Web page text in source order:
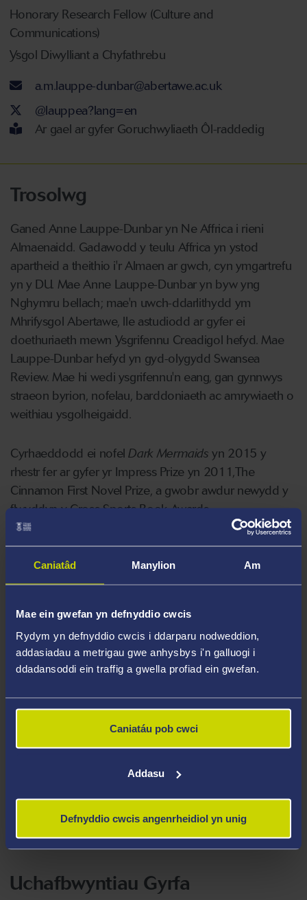
Caniatâd Manylion Am
Mae ein gwefan yn defnyddio cwcis
Rydym yn defnyddio cwcis i ddarparu nodweddion,
addasiadau a metrigau gwe anhysbys i'n galluogi i
ddadansoddi ein traffig a gwella profiad ein gwefan.
Caniatáu pob cwci
Addasu
Defnyddio cwcis angenrheidiol yn unig
Honorary Research Fellow (Culture and
Communications)
Ysgol Diwylliant a Chyfathrebu
Cyfeiriad ebost
a.m.lauppe-dunbar@abertawe.ac.uk
Twitter Account
@lauppea?lang=en
Ar gael ar gyfer Goruchwyliaeth Ôl-raddedig
Trosolwg
Ganed Anne Lauppe-Dunbar yn Ne Affrica i rieni
Almaenaidd. Gadawodd y teulu Affrica yn ystod
apartheid a theithio i'r Almaen ar gwch, cyn ymgartrefu
yn y DU. Mae Anne Lauppe-Dunbar yn byw yng
Nghymru bellach; mae'n uwch-ddarlithydd ym
Mhrifysgol Abertawe, lle astudiodd ar gyfer ei
doethuriaeth mewn Ysgrifennu Creadigol hefyd. Mae
Lauppe-Dunbar hefyd yn gyd-olygydd Swansea
Review. Mae hi wedi ysgrifennu'n eang, gan gynnwys
straeon byrion, nofelau, barddoniaeth ac amrywiaeth o
weithiau ysgolheigaidd.
Cyrhaeddodd ei nofelDark Mermaids yn 2015 y
rhestr fer ar gyfer yr Impress Prize yn 2011,The
Cinnamon First Novel Prize, a gwobr awdur newydd y
flwyddyn y Cross Sports Book Awards.
Ar hyn o bryd mae Anne wrthi'n ysgrifennu ei hail nofel
sy'n seiliedig ar derfysgwyr plant yr Ail Ryfel Byd –
WerwölfeHitler. Bydd y nofel yn cael ei chyhoeddi yn
Meysydd Arbenigedd
Ffuglen hanesyddol
Cyffuriau yn y byd chwaraeon
Ysgrifennu ar gyfer theatr
Golygu a golygyddol
Uchafbwyntiau Gyrfa